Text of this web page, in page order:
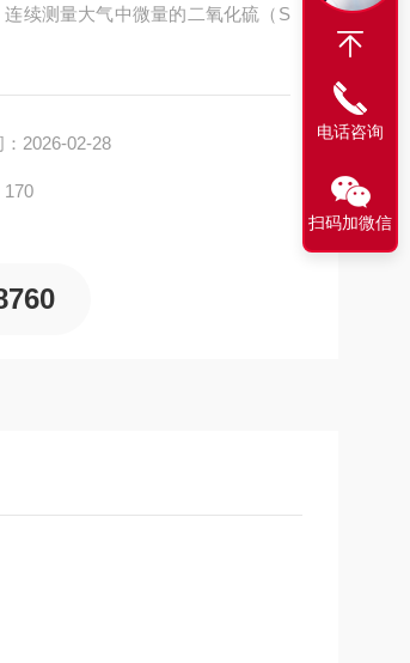
续测量大气中微量的二氧化硫（S
2026-02-28
电话咨询
扫码加微信